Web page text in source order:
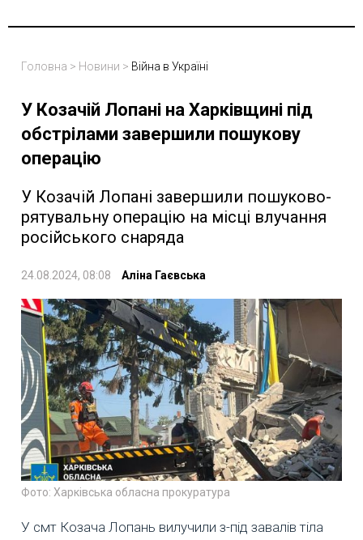
Головна > Новини > Війна в Україні
У Козачій Лопані на Харківщині під
обстрілами завершили пошукову
операцію
У Козачій Лопані завершили пошуково-
рятувальну операцію на місці влучання
російського снаряда
24.08.2024, 08:08 Аліна Гаєвська
Фото: Харківська обласна прокуратура
У смт Козача Лопань вилучили з-під завалів тіла